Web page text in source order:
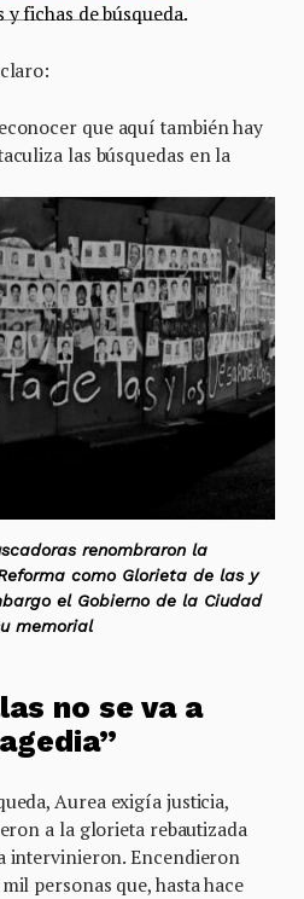
fichas de búsqueda.
que aquí también hay
las búsquedas en la
renombraron la
como Glorieta de las y
el Gobierno de la Ciudad
memorial
no se va a
Aurea exigía justicia,
a la glorieta rebautizada
intervinieron. Encendieron
personas que, hasta hace